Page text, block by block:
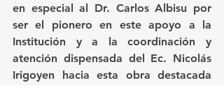
en especial al Dr. Carlos Albisu por
ser el pionero en este apoyo a la
Institución y a la coordinación y
atención dispensada del Ec. Nicolás
Irigoyen hacia esta obra destacada